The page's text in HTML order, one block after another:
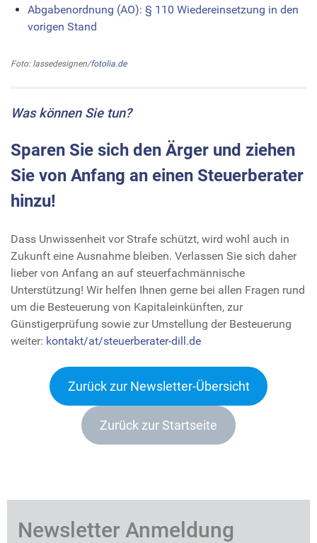
Abgabenordnung (AO): § 110 Wiedereinsetzung in den
vorigen Stand
Foto: lassedesignen/fotolia.de
Was können Sie tun?
Sparen Sie sich den Ärger und ziehen
Sie von Anfang an einen Steuerberater
hinzu!
Dass Unwissenheit vor Strafe schützt, wird wohl auch in
Zukunft eine Ausnahme bleiben. Verlassen Sie sich daher
lieber von Anfang an auf steuerfachmännische
Unterstützung! Wir helfen Ihnen gerne bei allen Fragen rund
um die Besteuerung von Kapitaleinkünften, zur
Günstigerprüfung sowie zur Umstellung der Besteuerung
weiter: kontakt/at/steuerberater-dill.de
Zurück zur Newsletter-Übersicht
Zurück zur Startseite
Newsletter Anmeldung